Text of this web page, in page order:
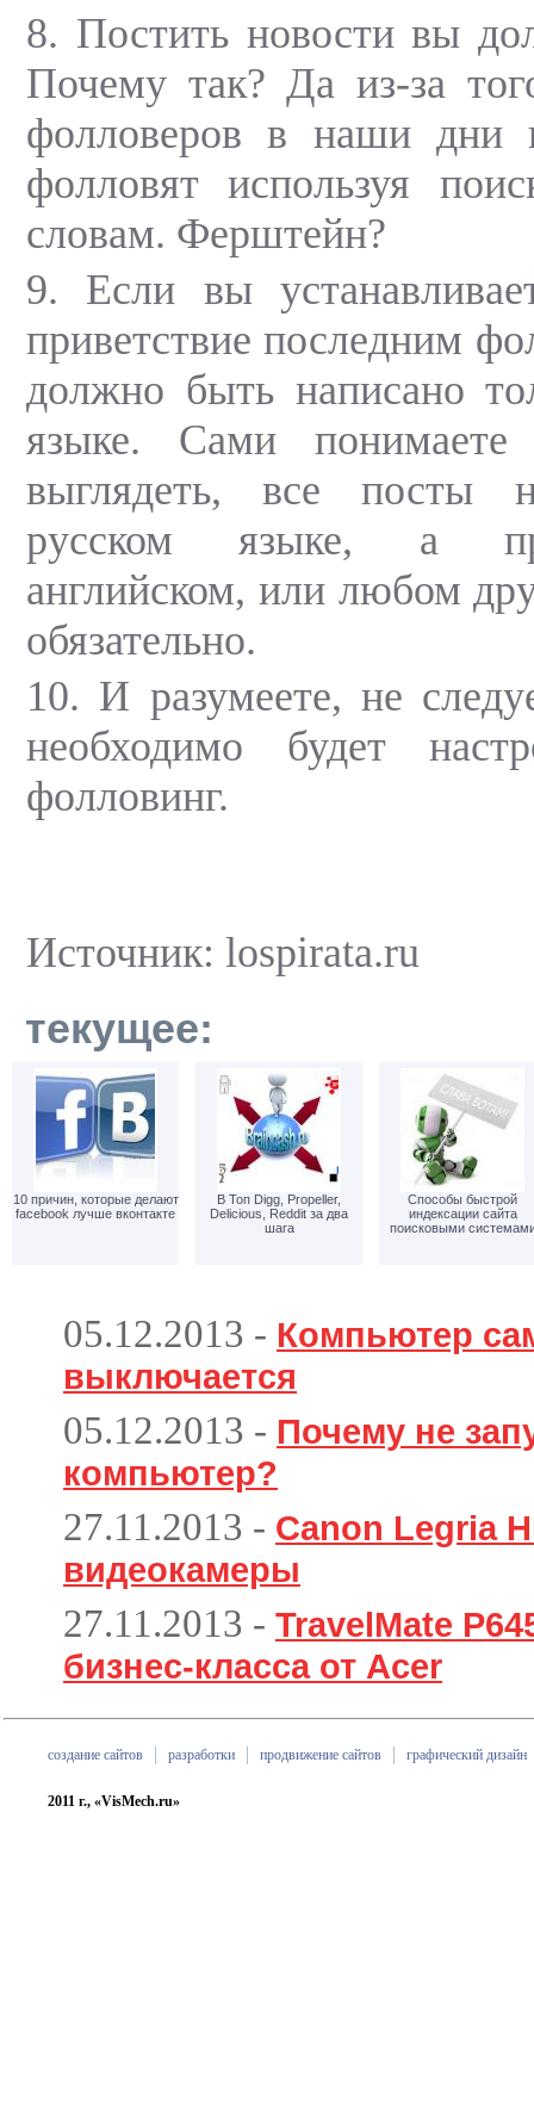
8. Постить новости вы
Почему так? Да из-за
фолловеров в наши дни
фолловят используя
словам. Ферштейн?
9. Если вы
приветствие последним
должно быть написано
языке. Сами
выглядеть, все посты
русском языке, а
английском, или любом
обязательно.
10. И разумеете, не
необходимо будет
фолловинг.
Источник: lospirata.ru
текущее:
10 причин, которые делают
facebook лучше вконтакте
В Топ Digg, Propeller,
Delicious, Reddit за два
шага
Способы быстрой
индексации сайта
поисковыми
05.12.2013 - Компьютер
выключается
05.12.2013 - Почему не
компьютер?
27.11.2013 - Canon Legria
видеокамеры
27.11.2013 - TravelMate
бизнес-класса от Acer
создание сайтов разработки продвижение сайтов графический дизайн
2011 г., «VisMech.ru»